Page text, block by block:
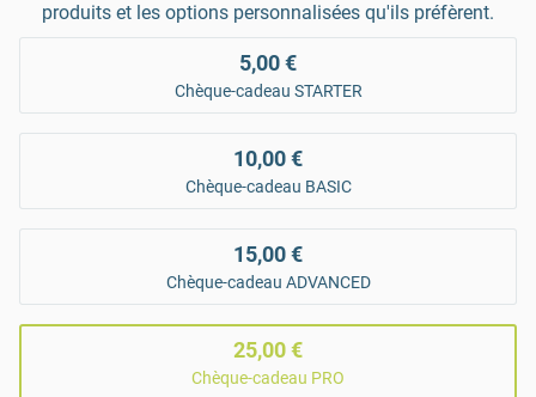
produits et les options personnalisées qu'ils préfèrent.
5,00 €
Chèque-cadeau STARTER
10,00 €
Chèque-cadeau BASIC
15,00 €
Chèque-cadeau ADVANCED
25,00 €
Chèque-cadeau PRO